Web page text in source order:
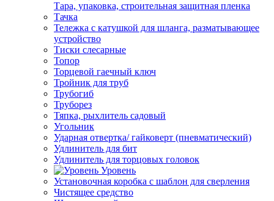
Тара, упаковка, строительная защитная пленка
Тачка
Тележка с катушкой для шланга, разматывающее
устройство
Тиски слесарные
Топор
Торцевой гаечный ключ
Тройник для труб
Трубогиб
Труборез
Тяпка, рыхлитель садовый
Угольник
Ударная отвертка/ гайковерт (пневматический)
Удлинитель для бит
Удлинитель для торцовых головок
Уровень
Установочная коробка с шаблон для сверления
Чистящее средство